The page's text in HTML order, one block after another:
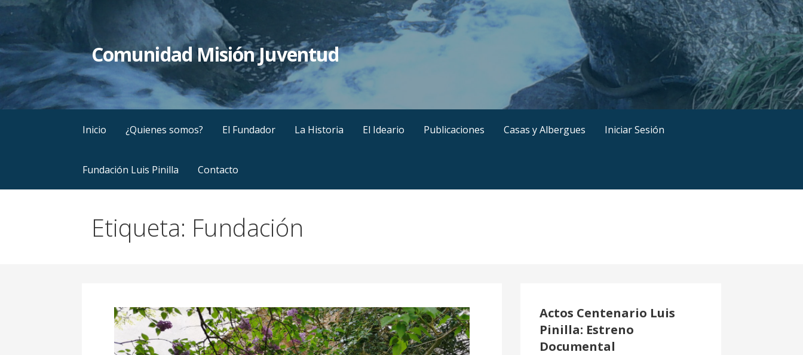
Saltar
contenido
Comunidad Misión Juventud
Inicio ¿Quienes somos? El Fundador La Historia El Ideario Publicaciones Casas y Albergues Iniciar Sesión
Fundación Luis Pinilla Contacto
Etiqueta: Fundación
Actos Centenario Luis
Pinilla: Estreno
Documental